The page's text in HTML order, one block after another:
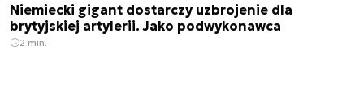
Niemiecki gigant dostarczy uzbrojenie dla
brytyjskiej artylerii. Jako podwykonawca
2 min.